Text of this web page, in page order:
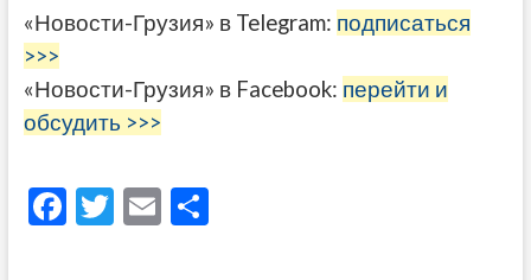
«Новости-Грузия» в Telegram: подписаться
>>>
«Новости-Грузия» в Facebook: перейти и
обсудить >>>
F T E О